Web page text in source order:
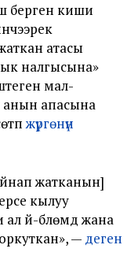
берген киши
атасы
үналгысына»
мал-
анын апасына
жүргөнүн
жатканын]
кылуу
үй-бүлөмдү жана
— деген